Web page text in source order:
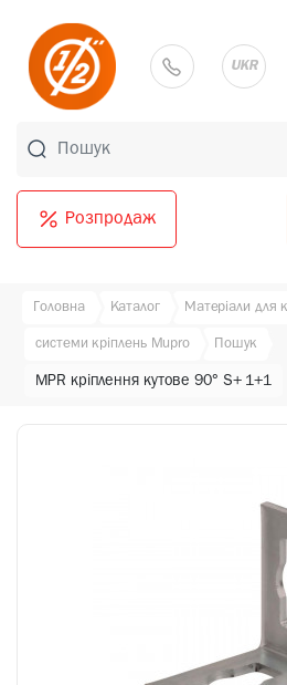
Розпродаж
UKR
Головна Каталог Матеріали для
системи кріплень Mupro Пошук
MPR кріплення кутове 90° S+ 1+1